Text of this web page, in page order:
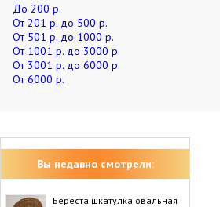
До 200 р.
От 201 р. до 500 р.
От 501 р. до 1000 р.
От 1001 р. до 3000 р.
От 3001 р. до 6000 р.
От 6000 р.
Вы недавно смотрели:
Береста шкатулка овальная